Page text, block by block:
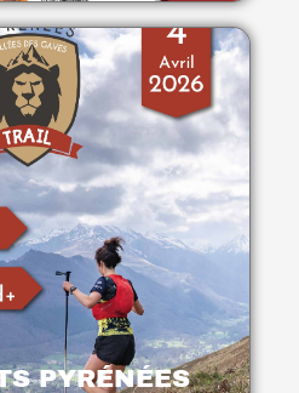
PYRÉNÉES